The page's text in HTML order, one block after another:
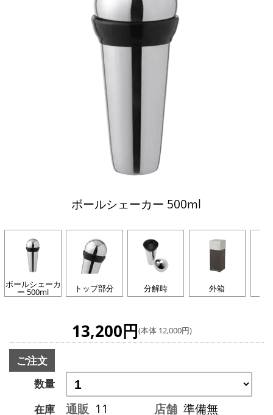
ボールシェーカー 500ml
ボールシェーカ
ー 500ml トップ部分 分解時 外箱
13,200円(本体 12,000円)
ご注文
数量
在庫
通販 11 店舗 準備無